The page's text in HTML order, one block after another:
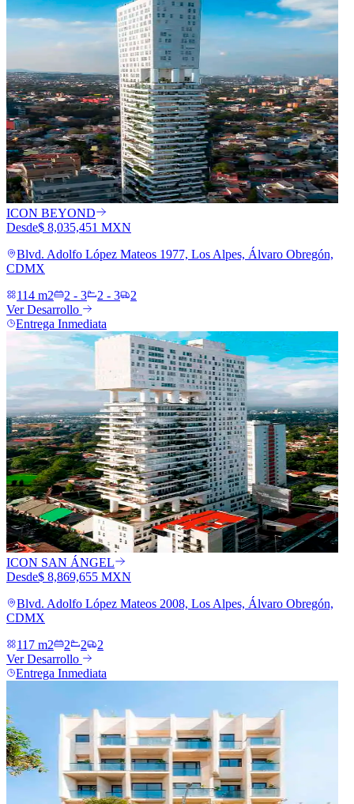
ICON BEYOND
Desde$ 8,035,451 MXN
Blvd. Adolfo López Mateos 1977, Los Alpes, Álvaro Obregón,
CDMX
114 m2
2 - 3 2 - 3
2
Ver Desarrollo
Entrega Inmediata
ICON SAN ÁNGEL
Desde$ 8,869,655 MXN
Blvd. Adolfo López Mateos 2008, Los Alpes, Álvaro Obregón,
CDMX
117 m2
2 2
2
Ver Desarrollo
Entrega Inmediata